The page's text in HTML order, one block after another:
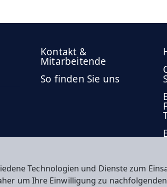
Technologien und Dienste zum
um Ihre Einwilligung zu
Kontakt &
Mitarbeitende
So finden Sie uns